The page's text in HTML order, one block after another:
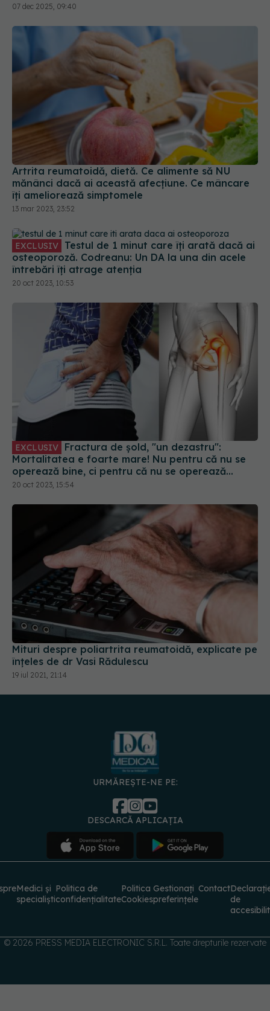
07 dec 2025, 09:40
Artrita reumatoidă, dietă. Ce alimente să NU
mănânci dacă ai această afecțiune. Ce mâncare
îți ameliorează simptomele
13 mar 2023, 23:52
EXCLUSIV
osteoporoză. Codreanu: Un DA la una din acele
întrebări îți atrage atenția
20 oct 2023, 10:53
EXCLUSIV
Mortalitatea e foarte mare! Nu pentru că nu se
operează bine, ci pentru că nu se operează
suficient. Pacientele preferă să moară decât să
20 oct 2023, 15:54
Mituri despre poliartrita reumatoidă, explicate pe
înțeles de dr Vasi Rădulescu
19 iul 2021, 21:14
URMĂREȘTE-NE PE:
DESCARCĂ APLICAȚIA
Medici și
specialiști
Politica de
confidențialitate
Politica
Cookies
Gestionați
preferințele
Contact
de
© 2026 PRESS MEDIA ELECTRONIC S.R.L. Toate drepturile rezervate